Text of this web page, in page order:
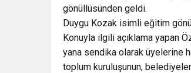
gönüllüsünden geldi.
Duygu Kozak isimli eğitim
Konuyla ilgili açıklama yapan
yana sendika olarak üyelerine
toplum kuruluşunun,